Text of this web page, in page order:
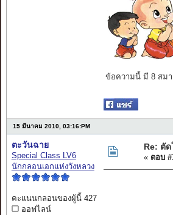
ข้อความนี้ มี 8 สม
15 มีนาคม 2010, 03:16:PM
ตะวันฉาย
Special Class LV6
นักกลอนเอกแห่งวังหลวง
คะแนนกลอนของผู้นี้ 427
ออฟไลน์
Re: ตัด
« ตอบ